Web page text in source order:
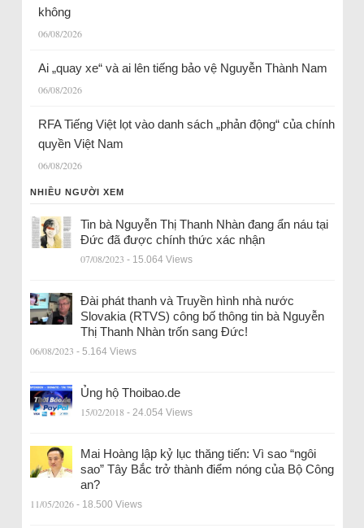
không
06/08/2026
Ai „quay xe“ và ai lên tiếng bảo vệ Nguyễn Thành Nam
06/08/2026
RFA Tiếng Việt lọt vào danh sách „phản động“ của chính
quyền Việt Nam
06/08/2026
NHIỀU NGƯỜI XEM
Tin bà Nguyễn Thị Thanh Nhàn đang ẩn náu tại
Đức đã được chính thức xác nhận
07/08/2023 - 15.064 Views
Đài phát thanh và Truyền hình nhà nước
Slovakia (RTVS) công bố thông tin bà Nguyễn
Thị Thanh Nhàn trốn sang Đức!
06/08/2023 - 5.164 Views
Ủng hộ Thoibao.de
15/02/2018 - 24.054 Views
Mai Hoàng lập kỷ lục thăng tiến: Vì sao “ngôi
sao” Tây Bắc trở thành điểm nóng của Bộ Công
an?
11/05/2026 - 18.500 Views